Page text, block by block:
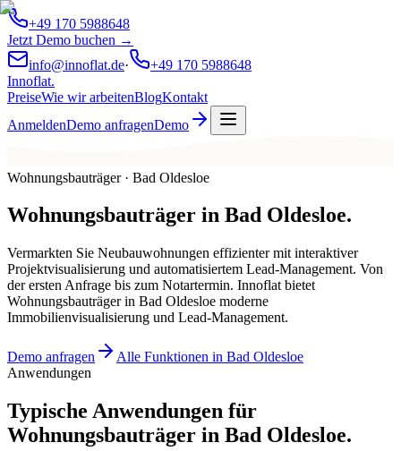
+49 170 5988648
Jetzt Demo buchen →
info@innoflat.de·
+49 170 5988648
Innoflat.
PreiseWie wir arbeitenBlogKontakt
AnmeldenDemo anfragenDemo
Wohnungsbauträger · Bad Oldesloe
Wohnungsbauträger in Bad Oldesloe.
Vermarkten Sie Neubauwohnungen effizienter mit interaktiver
Projektvisualisierung und automatisiertem Lead-Management. Von
der ersten Anfrage bis zum Notartermin. Innoflat bietet
Wohnungsbauträger in Bad Oldesloe moderne
Immobilienvisualisierung und Lead-Management.
Demo anfragen
Alle Funktionen in Bad Oldesloe
Anwendungen
Typische Anwendungen für
Wohnungsbauträger in Bad Oldesloe.